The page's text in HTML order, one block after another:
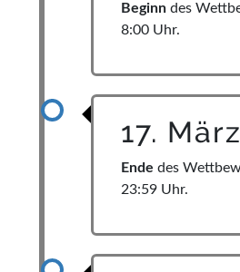
Beginn des
8:00 Uhr.
17.
Ende des
23:59 Uhr.